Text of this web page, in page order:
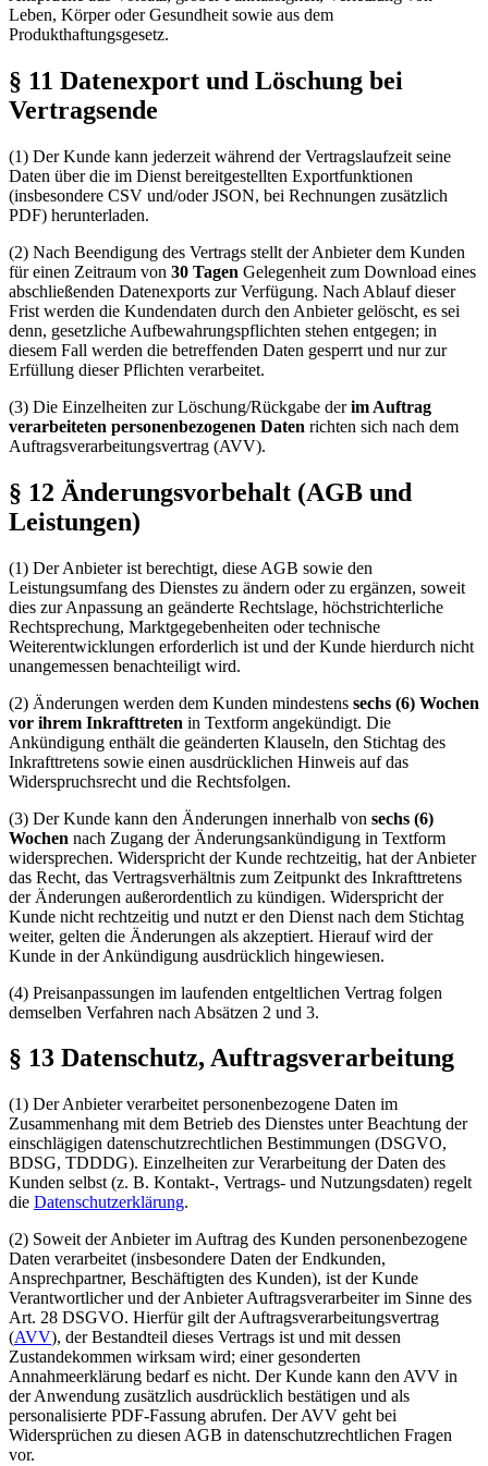
Leben, Körper oder Gesundheit sowie aus dem
Produkthaftungsgesetz.
§ 11 Datenexport und Löschung bei
Vertragsende
(1) Der Kunde kann jederzeit während der Vertragslaufzeit seine
Daten über die im Dienst bereitgestellten Exportfunktionen
(insbesondere CSV und/oder JSON, bei Rechnungen zusätzlich
PDF) herunterladen.
(2) Nach Beendigung des Vertrags stellt der Anbieter dem Kunden
für einen Zeitraum von 30 Tagen Gelegenheit zum Download eines
abschließenden Datenexports zur Verfügung. Nach Ablauf dieser
Frist werden die Kundendaten durch den Anbieter gelöscht, es sei
denn, gesetzliche Aufbewahrungspflichten stehen entgegen; in
diesem Fall werden die betreffenden Daten gesperrt und nur zur
Erfüllung dieser Pflichten verarbeitet.
(3) Die Einzelheiten zur Löschung/Rückgabe derim Auftrag
verarbeiteten personenbezogenen Daten richten sich nach dem
Auftragsverarbeitungsvertrag (AVV).
§ 12 Änderungsvorbehalt (AGB und
Leistungen)
(1) Der Anbieter ist berechtigt, diese AGB sowie den
Leistungsumfang des Dienstes zu ändern oder zu ergänzen, soweit
dies zur Anpassung an geänderte Rechtslage, höchstrichterliche
Rechtsprechung, Marktgegebenheiten oder technische
Weiterentwicklungen erforderlich ist und der Kunde hierdurch nicht
unangemessen benachteiligt wird.
(2) Änderungen werden dem Kunden mindestens sechs (6) Wochen
vor ihrem Inkrafttreten in Textform angekündigt. Die
Ankündigung enthält die geänderten Klauseln, den Stichtag des
Inkrafttretens sowie einen ausdrücklichen Hinweis auf das
Widerspruchsrecht und die Rechtsfolgen.
(3) Der Kunde kann den Änderungen innerhalb von sechs (6)
Wochen nach Zugang der Änderungsankündigung in Textform
widersprechen. Widerspricht der Kunde rechtzeitig, hat der Anbieter
das Recht, das Vertragsverhältnis zum Zeitpunkt des Inkrafttretens
der Änderungen außerordentlich zu kündigen. Widerspricht der
Kunde nicht rechtzeitig und nutzt er den Dienst nach dem Stichtag
weiter, gelten die Änderungen als akzeptiert. Hierauf wird der
Kunde in der Ankündigung ausdrücklich hingewiesen.
(4) Preisanpassungen im laufenden entgeltlichen Vertrag folgen
demselben Verfahren nach Absätzen 2 und 3.
§ 13 Datenschutz, Auftragsverarbeitung
(1) Der Anbieter verarbeitet personenbezogene Daten im
Zusammenhang mit dem Betrieb des Dienstes unter Beachtung der
einschlägigen datenschutzrechtlichen Bestimmungen (DSGVO,
BDSG, TDDDG). Einzelheiten zur Verarbeitung der Daten des
Kunden selbst (z. B. Kontakt-, Vertrags- und Nutzungsdaten) regelt
die Datenschutzerklärung.
(2) Soweit der Anbieter im Auftrag des Kunden personenbezogene
Daten verarbeitet (insbesondere Daten der Endkunden,
Ansprechpartner, Beschäftigten des Kunden), ist der Kunde
Verantwortlicher und der Anbieter Auftragsverarbeiter im Sinne des
Art. 28 DSGVO. Hierfür gilt der Auftragsverarbeitungsvertrag
(AVV), der Bestandteil dieses Vertrags ist und mit dessen
Zustandekommen wirksam wird; einer gesonderten
Annahmeerklärung bedarf es nicht. Der Kunde kann den AVV in
der Anwendung zusätzlich ausdrücklich bestätigen und als
personalisierte PDF-Fassung abrufen. Der AVV geht bei
Widersprüchen zu diesen AGB in datenschutzrechtlichen Fragen
vor.